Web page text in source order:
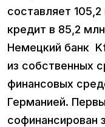
составляет
кредит в 85,2
Немецкий банк
из собственных
финансовых
Германией.
софинансирован